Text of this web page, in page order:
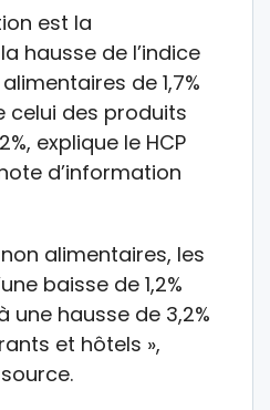
est la
hausse de l’indice
de 1,7%
celui des produits
explique le HCP
d’information
alimentaires, les
baisse de 1,2%
une hausse de 3,2%
et hôtels »,